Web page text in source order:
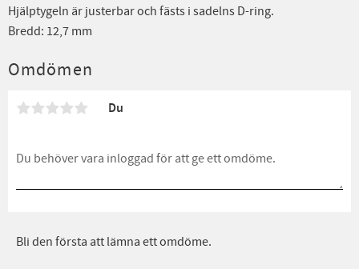
Hjälptygeln är justerbar och fästs i sadelns D-ring.
Bredd: 12,7 mm
Omdömen
Du
Bli den första att lämna ett omdöme.